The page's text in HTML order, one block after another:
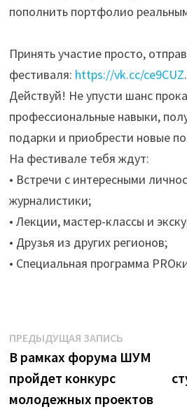
пополнить портфолио
Принять участие просто,
фестиваля: https://vk.cc/ce9CUZ.
Действуй! Не упусти шанс
профессиональные навыки,
подарки и приобрести новые
На фестивале тебя ждут:
• Встречи с интересными
журналистики;
• Лекции, мастер-классы и
• Друзья из других регионов;
• Специальная программа
Навигация
по
записям
ПРЕДЫДУЩАЯ ЗАПИСЬ
запись:
В рамках форума ШУМ
пройдет конкурс
молодежных проектов